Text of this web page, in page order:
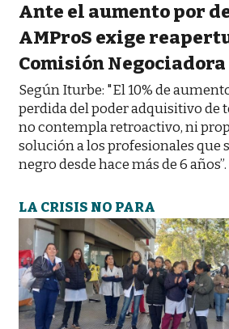
Ante el aumento por
AMProS exige
Comisión Negociadora
Según Iturbe: "El 10% de
perdida del poder adquisitivo de
no contempla retroactivo, ni
solución a los profesionales que
negro desde hace más de 6 años”.
LA CRISIS NO PARA